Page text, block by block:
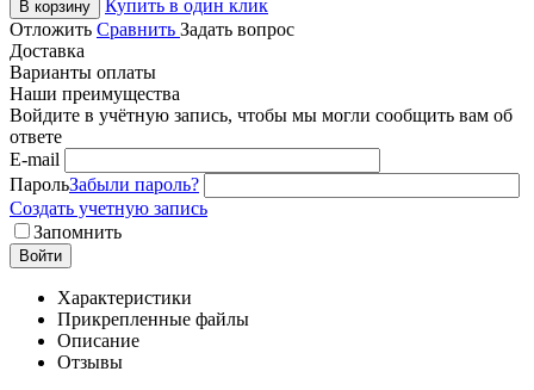
В корзину
Купить в один клик
Отложить Сравнить Задать вопрос
Доставка
Варианты оплаты
Наши преимущества
Войдите в учётную запись, чтобы мы могли сообщить вам об
ответе
E-mail
ПарольЗабыли пароль?
Создать учетную запись
Запомнить
Войти
Характеристики
Прикрепленные файлы
Описание
Отзывы